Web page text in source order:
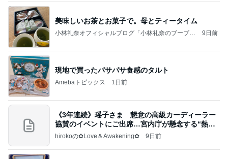
美味しいお茶とお菓子で。母とティータイム
小林礼奈オフィシャルブログ「小林礼奈のブーブー
9日前
現地で買ったパサパサ食感のタルト
Amebaトピックス 1日前
《3年連続》瑶子さま 懇意の高級カーディーラー
協賛のイベントにご出席…宮内庁が懸念する“熱心
すぎ
hirokoの✿Love＆Awakening✿ 9日前